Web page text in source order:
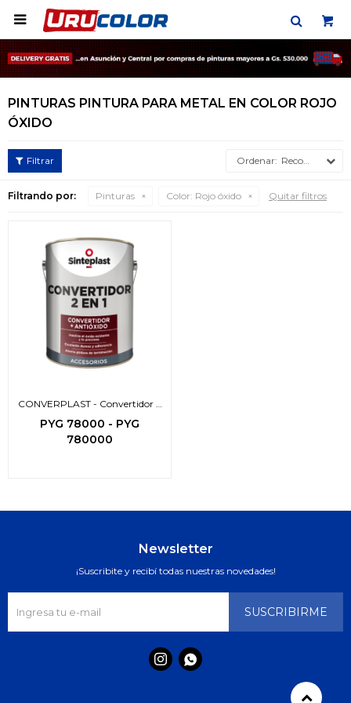

PINTURAS PINTURA PARA METAL EN COLOR ROJO
ÓXIDO
Recomendados
Filtrando por: Pinturas Color: Rojo óxido Quitar filtros
CONVERPLAST - Convertidor 2
en 1
PYG 78000 - PYG
780000
Newsletter
¡Suscribite y recibí todas nuestras novedades!
SUSCRIBIRME
 